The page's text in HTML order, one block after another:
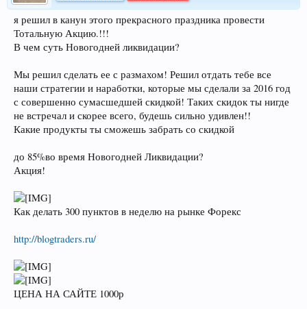
я решил в канун этого прекрасного праздника провести
Тотальную Акцию.!!!
В чем суть Новогодней ликвидации?
Мы решил сделать ее с размахом! Решил отдать тебе все
наши стратегии и наработки, которые мы сделали за 2016 год
с совершенно сумасшедшей скидкой! Таких скидок ты нигде
не встречал и скорее всего, будешь сильно удивлен!!
Какие продукты ты сможешь забрать со скидкой
до 85%во время Новогодней Ликвидации?
Акция!
Как делать 300 пунктов в неделю на рынке Форекс
http://blogtraders.ru/
ЦЕНА НА САЙТЕ 1000р